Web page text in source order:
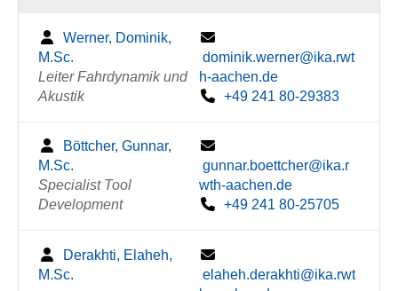
Werner, Dominik,
M.Sc.
Leiter Fahrdynamik und
Akustik
dominik.werner@ika.rwt
h-aachen.de
+49 241 80-29383
Böttcher, Gunnar,
M.Sc.
Specialist Tool
Development
gunnar.boettcher@ika.r
wth-aachen.de
+49 241 80-25705
Derakhti, Elaheh,
M.Sc.
elaheh.derakhti@ika.rwt